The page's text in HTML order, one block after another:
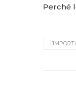
Perché